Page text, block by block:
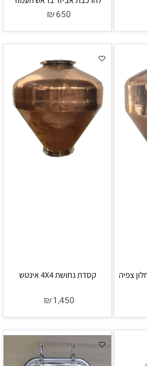
₪650
קסדת נחושת 4X4 אינטש
₪1,450